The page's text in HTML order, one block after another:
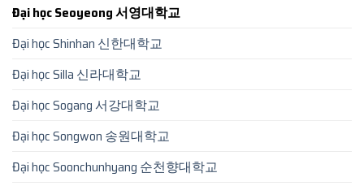
Đại học Seoyeong 서영대학교
Đại học Shinhan 신한대학교
Đại học Silla 신라대학교
Đại học Sogang 서강대학교
Đại học Songwon 송원대학교
Đại học Soonchunhyang 순천향대학교